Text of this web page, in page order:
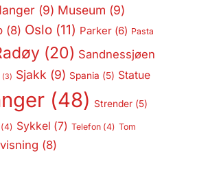
(9) Museum (9)
(8) Oslo(11) Parker(6) Pasta
(20) Sandnessjøen
(3) Sjakk (9) Spania (5) Statue
(48) Strender(5)
Sykkel (7) Telefon(4) Tom
(8)